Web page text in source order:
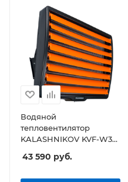
Водяной
тепловентилятор
KALASHNIKOV KVF-W30-
43 590 руб.